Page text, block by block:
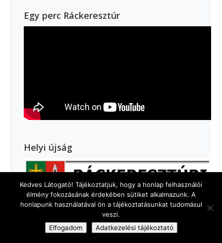
Egy perc Ráckeresztúr
Helyi újság
Kedves Látogató! Tájékoztatjuk, hogy a honlap felhasználói
élmény fokozásának érdekében sütiket alkalmazunk. A
honlapunk használatával ön a tájékoztatásunkat tudomásul
veszi.
Elfogadom
Adatkezelési tájékoztató